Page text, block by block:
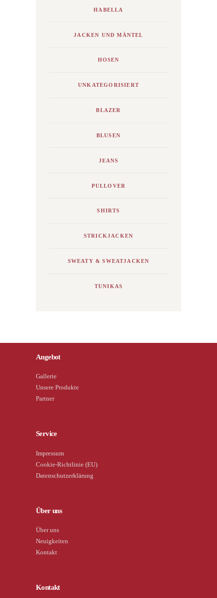
HABELLA
JACKEN UND MÄNTEL
HOSEN
UNKATEGORISIERT
BLAZER
BLUSEN
JEANS
PULLOVER
SHIRTS
STRICKJACKEN
SWEATY & SWEATJACKEN
TUNIKAS
Angebot
Gallerie
Unsere Produkte
Partner
Service
Impressum
Cookie-Richtlinie (EU)
Datenschutzerklärung
Über uns
Über uns
Neuigkeiten
Kontakt
Kontakt